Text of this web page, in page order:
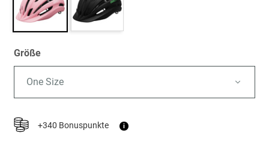
Größe
One Size
+340 Bonuspunkte i